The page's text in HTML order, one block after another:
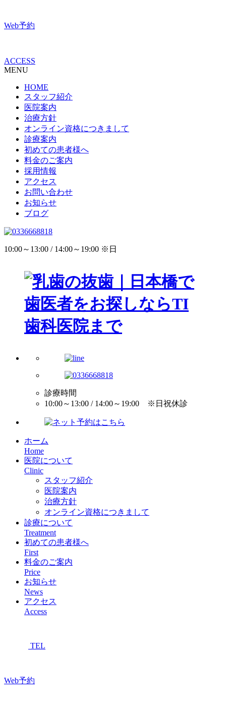
Web予約
ACCESS
MENU
HOME
スタッフ紹介
医院案内
治療方針
オンライン資格につきまして
診療案内
初めての患者様へ
料金のご案内
採用情報
アクセス
お問い合わせ
お知らせ
ブログ
10:00～13:00 / 14:00～19:00 ※日
診療時間
10:00～13:00 / 14:00～19:00 ※日祝休診
ホーム
Home
医院について
Clinic
スタッフ紹介
医院案内
治療方針
オンライン資格につきまして
診療について
Treatment
初めての患者様へ
First
料金のご案内
Price
お知らせ
News
アクセス
Access
TEL
Web予約